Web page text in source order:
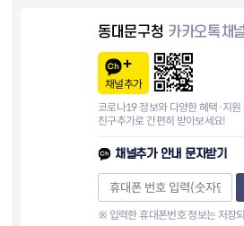
동대문구청 카카오톡채널
채널추가
코로나19 정보와 다양한 혜택·지
친구추가로 간편히 받아보세요!
채널추가 안내 문자받기
※ 입력한 휴대폰번호 정보는 저장